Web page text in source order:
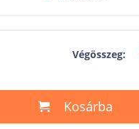
Végösszeg:
Kosárba